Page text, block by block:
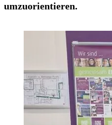
umzuorientieren.